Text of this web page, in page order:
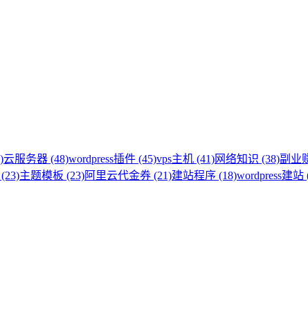
云服务器 (48)wordpress插件 (45)vps主机 (41)网络知识 (38)副业
主题模板 (23)阿里云代金券 (21)建站程序 (18)wordpress建站